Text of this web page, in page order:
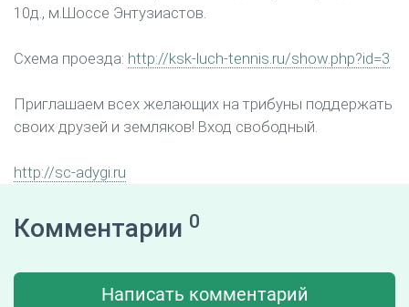
10д., м.Шоссе Энтузиастов.
Схема проезда: http://ksk-luch-tennis.ru/show.php?id=3
Приглашаем всех желающих на трибуны поддержать
своих друзей и земляков! Вход свободный.
http://sc-adygi.ru
Комментарии 0
Написать комментарий